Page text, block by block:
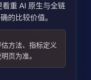
重 AI 原生与全链
的比较价值。
方法、指标定义
页为准。